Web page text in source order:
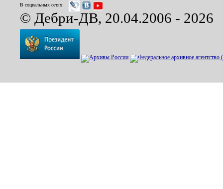
В социальных сетях:
© Дебри-ДВ, 20.04.2006 - 2026